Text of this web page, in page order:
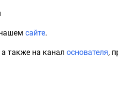
сайте.
а также на канал основателя,